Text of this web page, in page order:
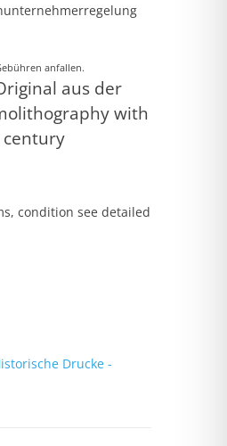
anfallen.
aus der
with
century
condition see detailed
Drucke -